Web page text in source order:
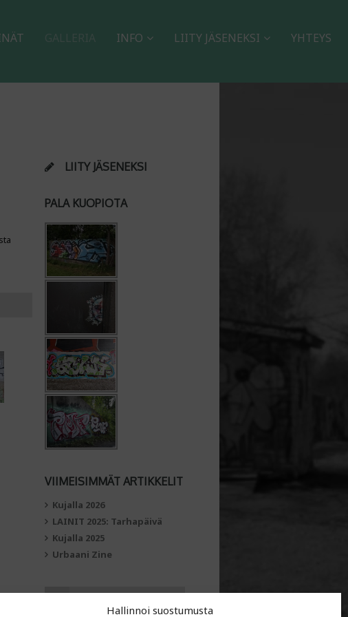
Hallinnoi suostumusta
INFO LIITY JÄSENEKSI YHTEYS
LIITY JÄSENEKSI
PALA KUOPIOTA
VIIMEISIMMÄT ARTIKKELIT
Kujalla 2026
LAINIT 2025: Tarhapäivä
Kujalla 2025
Urbaani Zine